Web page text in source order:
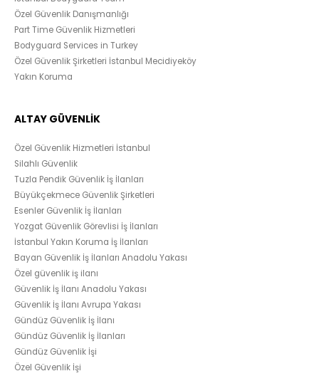
Özel Güvenlik Danışmanlığı
Part Time Güvenlik Hizmetleri
Bodyguard Services in Turkey
Özel Güvenlik Şirketleri İstanbul Mecidiyeköy
Yakın Koruma
ALTAY GÜVENLİK
Özel Güvenlik Hizmetleri İstanbul
Silahlı Güvenlik
Tuzla Pendik Güvenlik İş İlanları
Büyükçekmece Güvenlik Şirketleri
Esenler Güvenlik İş İlanları
Yozgat Güvenlik Görevlisi İş İlanları
İstanbul Yakın Koruma İş İlanları
Bayan Güvenlik İş İlanları Anadolu Yakası
Özel güvenlik iş ilanı
Güvenlik İş İlanı Anadolu Yakası
Güvenlik İş İlanı Avrupa Yakası
Gündüz Güvenlik İş İlanı
Gündüz Güvenlik İş İlanları
Gündüz Güvenlik İşi
Özel Güvenlik İşi